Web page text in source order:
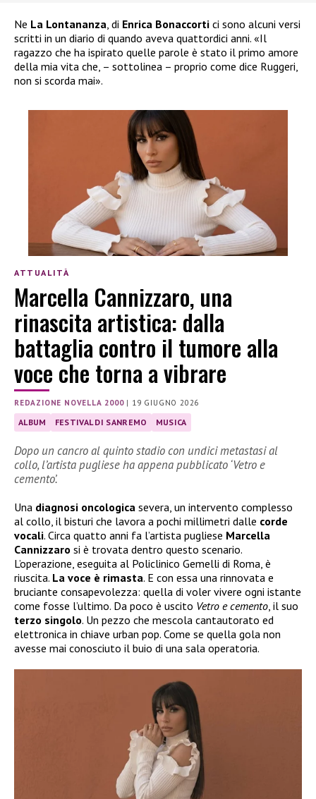
Ne La Lontananza, di Enrica Bonaccorti ci sono alcuni versi
scritti in un diario di quando aveva quattordici anni. «Il
ragazzo che ha ispirato quelle parole è stato il primo amore
della mia vita che, – sottolinea – proprio come dice Ruggeri,
non si scorda mai».
ATTUALITÀ
Marcella Cannizzaro, una
rinascita artistica: dalla
battaglia contro il tumore alla
voce che torna a vibrare
REDAZIONE NOVELLA 2000| 19 GIUGNO 2026
ALBUM FESTIVAL DI SANREMO MUSICA
Dopo un cancro al quinto stadio con undici metastasi al
collo, l’artista pugliese ha appena pubblicato ‘Vetro e
cemento’.
Una diagnosi oncologica severa, un intervento complesso
al collo, il bisturi che lavora a pochi millimetri dalle corde
vocali. Circa quatto anni fa l’artista pugliese Marcella
Cannizzaro si è trovata dentro questo scenario.
L’operazione, eseguita al Policlinico Gemelli di Roma, è
riuscita. La voce è rimasta. E con essa una rinnovata e
bruciante consapevolezza: quella di voler vivere ogni istante
come fosse l’ultimo. Da poco è uscito Vetro e cemento, il suo
terzo singolo. Un pezzo che mescola cantautorato ed
elettronica in chiave urban pop. Come se quella gola non
avesse mai conosciuto il buio di una sala operatoria.